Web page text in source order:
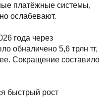
платёжные системы,
ослабевают.
года через
обналичено 5,6 трлн тг,
Сокращение составило
быстрый рост